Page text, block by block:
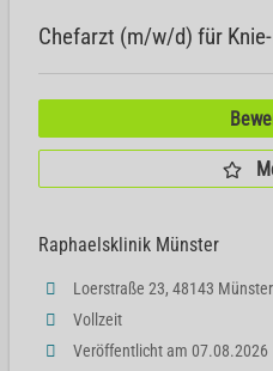
Chefarzt (m/w/d) für
Raphaelsklinik Münster
Loerstraße 23, 48143 Münster
Vollzeit
Veröffentlicht am 07.08.2026